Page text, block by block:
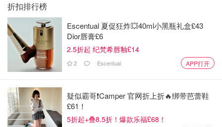
折扣排行榜
Escentual 夏促狂炸💥40ml小黑瓶礼盒£43
Dior唇膏£6
2.5折起 纪梵希唇釉£14
2 Escentual APP打开
疑似霸哥❗️Camper 官网折上折🔥绑带芭蕾鞋
£61！
5折起+叠8.5折！爆款乐福£68！